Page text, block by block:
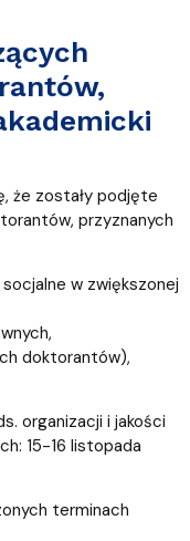
że zostały podjęte
przyznanych
w zwiększonej
doktorantów),
organizacji i jakości
15-16 listopada
terminach